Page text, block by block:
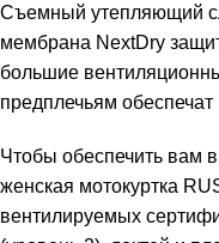
Съемный утепляющий
мембрана NextDry
большие
предплечьям
Чтобы обеспечить вам
женская мотокуртка
вентилируемых